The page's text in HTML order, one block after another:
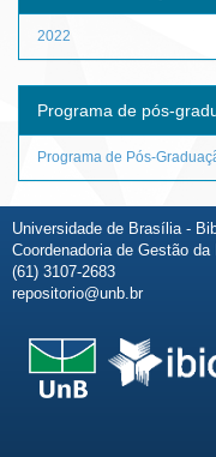
2022
Programa de pós-
Programa de Pós-
Universidade de Brasília -
Coordenadoria de Gestão
(61) 3107-2683
repositorio@unb.br